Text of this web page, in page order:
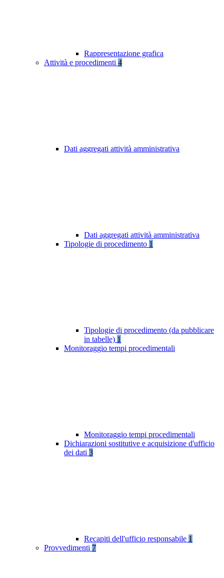
Rappresentazione grafica
Attività e procedimenti 4
Dati aggregati attività amministrativa
Dati aggregati attività amministrativa
Tipologie di procedimento 1
Tipologie di procedimento (da pubblicare
in tabelle) 1
Monitoraggio tempi procedimentali
Monitoraggio tempi procedimentali
Dichiarazioni sostitutive e acquisizione d'ufficio
dei dati 3
Recapiti dell'ufficio responsabile 1
Provvedimenti 7